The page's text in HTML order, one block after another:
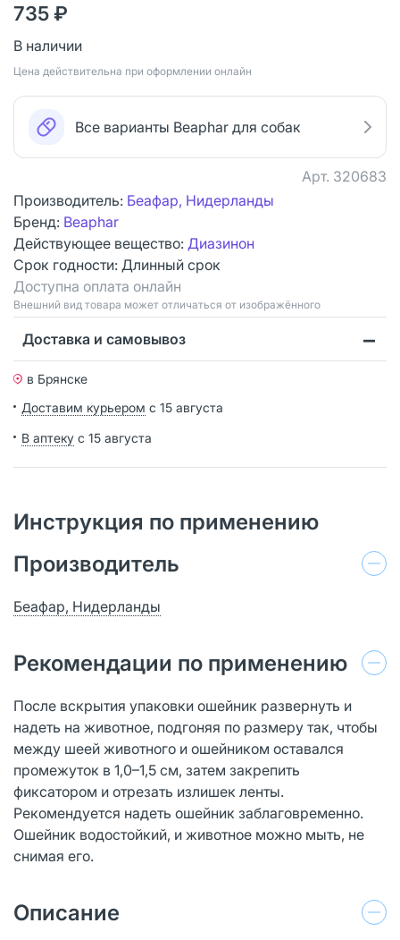
735 ₽
В наличии
Цена действительна при оформлении онлайн
Все варианты Beaphar для собак
Арт. 320683
Производитель: Беафар, Нидерланды
Бренд: Beaphar
Действующее вещество: Диазинон
Срок годности: Длинный срок
Доступна оплата онлайн
Bнешний вид товара может отличаться от изображённого
Доставка и самовывоз
в Брянске
Доставим курьером с 15 августа
В аптеку с 15 августа
Инструкция по применению
Производитель
Беафар, Нидерланды
Рекомендации по применению
После вскрытия упаковки ошейник развернуть и
надеть на животное, подгоняя по размеру так, чтобы
между шеей животного и ошейником оставался
промежуток в 1,0–1,5 см, затем закрепить
фиксатором и отрезать излишек ленты.
Рекомендуется надеть ошейник заблаговременно.
Ошейник водостойкий, и животное можно мыть, не
снимая его.
Описание